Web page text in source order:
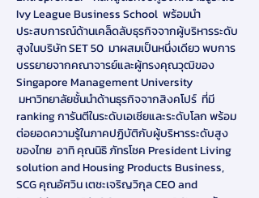
Ivy League Business School  พร้อมนำ
ประสบการณ์ด้านเคล็ดลับธุรกิจจากผู้บริหารระดับ
สูงในบริษัท SET 50  มาผสมเป็นหนึ่งเดียว พบการ
บรรยายจากคณาจารย์และผู้ทรงคุณวุฒิของ
Singapore Management University
มหาวิทยาลัยชั้นนำด้านธุรกิจจากสิงคโปร์  ที่มี
ranking การันตีในระดับเอเชียและระดับโลก พร้อม
ต่อยอดความรู้ในภาคปฏิบัติกับผู้บริหารระดับสูง
ของไทย  อาทิ คุณนิธิ ภัทรโชค President Living
solution and Housing Products Business,
SCG คุณอัศวิน เตชะเจริญวิกุล CEO and